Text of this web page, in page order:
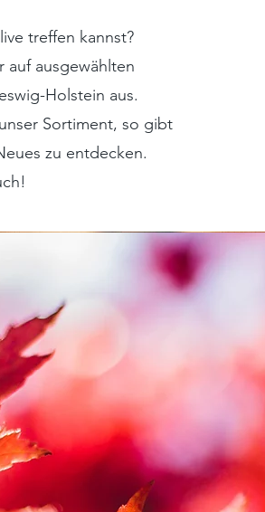
treffen kannst?
auf ausgewählten
Holstein aus.
Sortiment, so gibt
zu entdecken.